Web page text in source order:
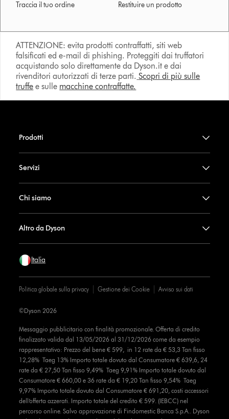
Traccia il tuo ordine Restituire un prodotto
ATTENZIONE: evita prodotti contraffatti, siti web
falsificati ed e-mail di phishing. Proteggiti dai truffatori
acquistando solo direttamente da Dyson.it e dai
rivenditori autorizzati di terze parti. Scopri di più sulle
truffe e sulle macchine contraffatte.
Prodotti
Servizi
Chi siamo
Altro da Dyson
Italia
Politica globale sulla privacy Gestione dei Cookie Avviso sui dati
Messaggio pubblicitario con finalità promozionale. Offerta di credito
finalizzato valida dal 13/05/2026 al 31/12/2026 come da esempio
rappresentativo: Prezzo del bene € 599, in 12 rate da € 53,3 Tan fisso
12,28% Taeg 13% Importo totale dovuto dal Consumatore € 639,6, 24
rate da € 27,50 Tan fisso 9,49% Taeg 9,91% Importo totale dovuto dal
Consumatore € 660,00 e 36 rate da € 19,20 Tan fisso 9,54% Taeg
9,97% Importo totale dovuto dal Consumatore € 691,20, costi accessori
dell’offerta azzerati. Importo totale del credito € 599. (IEBCC) nel
percorso online. Salvo approvazione di Findomestic Banca S.p.A.. Dyson
©Dyson 2026